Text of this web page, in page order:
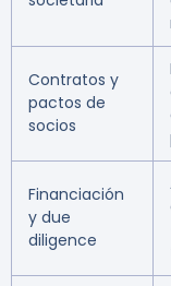
Contratos y
pactos de
socios
Financiación
y due
diligence